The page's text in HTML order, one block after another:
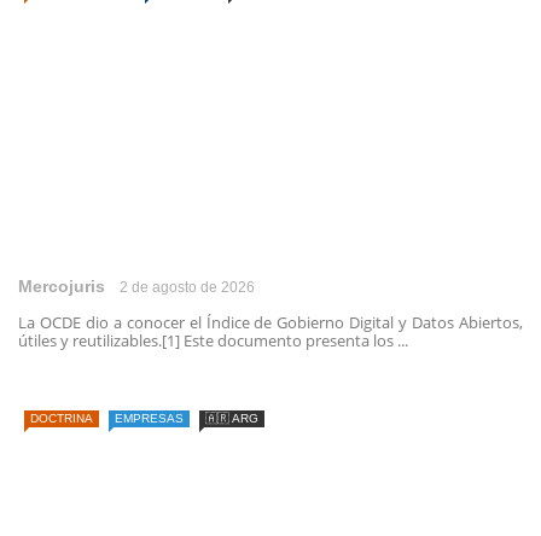
Mercojuris 2 de agosto de 2026
La OCDE dio a conocer el Índice de Gobierno Digital y Datos Abiertos,
útiles y reutilizables.[1] Este documento presenta los ...
DOCTRINA EMPRESAS 🇦🇷 ARG